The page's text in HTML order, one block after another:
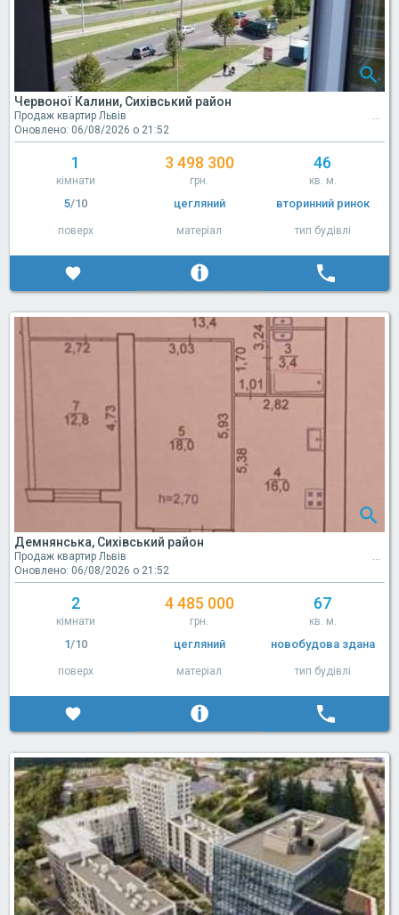
Червоної Калини, Сихівський район
Продаж квартир Львів
Оновлено: 06/08/2026 о 21:52
1
кімнати
3 498 300
грн.
46
кв. м.
5/10
поверх
цегляний
матеріал
вторинний ринок
тип будівлі
Демнянська, Сихівський район
Продаж квартир Львів
Оновлено: 06/08/2026 о 21:52
2
кімнати
4 485 000
грн.
67
кв. м.
1/10
поверх
цегляний
матеріал
новобудова здана
тип будівлі